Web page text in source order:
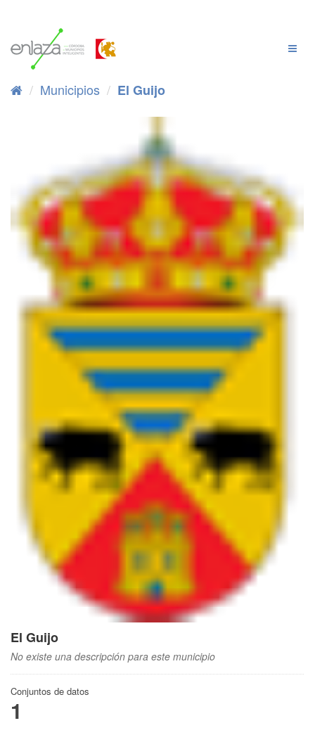
Municipios El Guijo
El Guijo
No existe una descripción para este municipio
Conjuntos de datos
1